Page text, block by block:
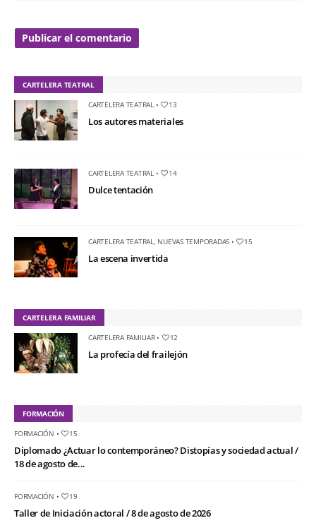
CARTELERA TEATRAL
CARTELERA TEATRAL• 13
Los autores materiales
CARTELERA TEATRAL• 14
Dulce tentación
CARTELERA TEATRAL, NUEVAS TEMPORADAS • 15
La escena invertida
CARTELERA FAMILIAR
CARTELERA FAMILIAR• 12
La profecía del frailejón
FORMACIÓN
FORMACIÓN • 15
Diplomado ¿Actuar lo contemporáneo? Distopías y sociedad actual /
18 de agosto de...
FORMACIÓN • 19
Taller de Iniciación actoral / 8 de agosto de 2026